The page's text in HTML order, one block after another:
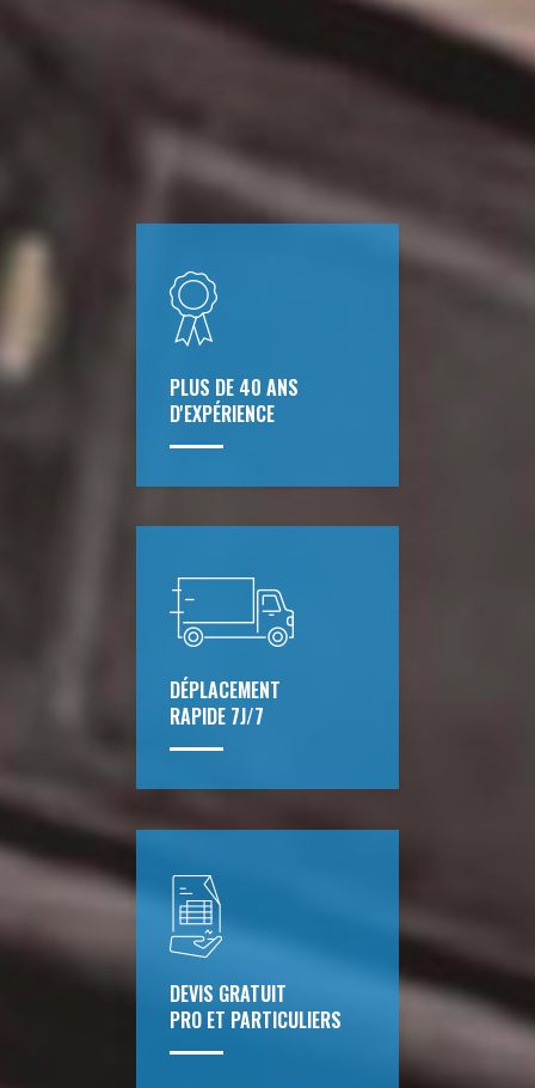
PLUS DE 40 ANS
D'EXPÉRIENCE
DÉPLACEMENT
RAPIDE 7J/7
DEVIS GRATUIT
PRO ET PARTICULIERS